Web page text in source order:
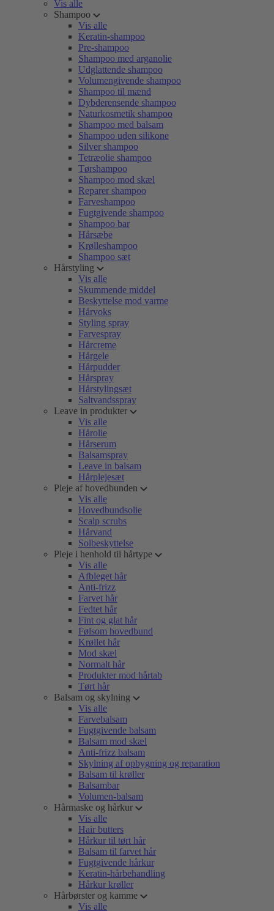
Vis alle
Shampoo
Vis alle
Keratin-shampoo
Pre-shampoo
Shampoo med arganolie
Udglattende shampoo
Volumengivende shampoo
Shampoo til mænd
Dybderensende shampoo
Naturkosmetik shampoo
Shampoo med balsam
Shampoo uden silikone
Silver shampoo
Tetræolie shampoo
Tørshampoo
Shampoo mod skæl
Reparer shampoo
Farveshampoo
Fugtgivende shampoo
Shampoo bar
Hårsæbe
Krølleshampoo
Shampoo sæt
Hårstyling
Vis alle
Skummende middel
Beskyttelse mod varme
Hårvoks
Styling spray
Farvespray
Hårcreme
Hårgele
Hårpudder
Hårspray
Hårstylingsæt
Saltvandsspray
Leave in produkter
Vis alle
Hårolie
Hårserum
Balsamspray
Leave in balsam
Hårplejesæt
Pleje af hovedbunden
Vis alle
Hovedbundsolie
Scalp scrubs
Hårvand
Solbeskyttelse
Pleje i henhold til hårtype
Vis alle
Afbleget hår
Anti-frizz
Farvet hår
Fedtet hår
Fint og glat hår
Følsom hovedbund
Krøllet hår
Mod skæl
Normalt hår
Produkter mod hårtab
Tørt hår
Balsam og skylning
Vis alle
Farvebalsam
Fugtgivende balsam
Balsam mod skæl
Anti-frizz balsam
Skylning af opbygning og reparation
Balsam til krøller
Balsambar
Volumen-balsam
Hårmaske og hårkur
Vis alle
Hair butters
Hårkur til tørt hår
Balsam til farvet hår
Fugtgivende hårkur
Keratin-hårbehandling
Hårkur krøller
Hårbørster og kamme
Vis alle